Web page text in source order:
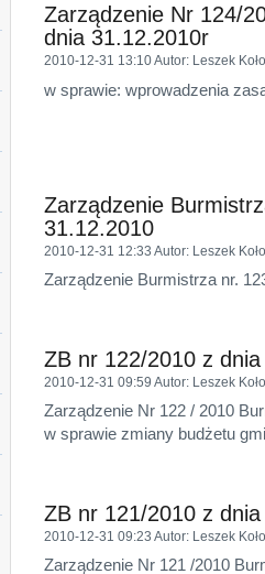
Zarządzenie Nr 124/
dnia 31.12.2010r
2010-12-31 13:10Autor: Leszek
w sprawie: wprowadzenia
Zarządzenie
31.12.2010
2010-12-31 12:33 Autor: Leszek
Zarządzenie Burmistrza nr.
ZB nr 122/2010 z
2010-12-31 09:59 Autor: Leszek
Zarządzenie Nr 122 / 2010
w sprawie zmiany budżetu
ZB nr 121/2010 z
2010-12-31 09:23 Autor: Leszek
Zarządzenie Nr 121 /2010